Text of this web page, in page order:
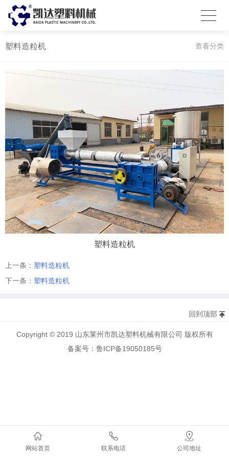
塑料造粒机 查看分类
塑料造粒机
上一条： 塑料造粒机
下一条： 塑料造粒机
网站首页 联系电话 公司地址
回到顶部
Copyright © 2019 山东莱州市凯达塑料机械有限公司 版权所有
备案号：鲁ICP备19050185号